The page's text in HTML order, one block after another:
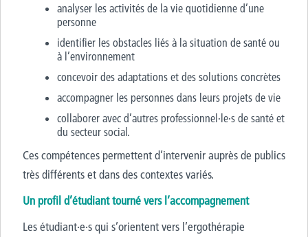
analyser les activités de la vie quotidienne d’une
personne
identifier les obstacles liés à la situation de santé ou
à l’environnement
concevoir des adaptations et des solutions concrètes
accompagner les personnes dans leurs projets de vie
collaborer avec d’autres professionnel·le·s de santé et
du secteur social.
Ces compétences permettent d’intervenir auprès de publics
très différents et dans des contextes variés.
Un profil d’étudiant tourné vers l’accompagnement
Les étudiant·e·s qui s’orientent vers l’ergothérapie